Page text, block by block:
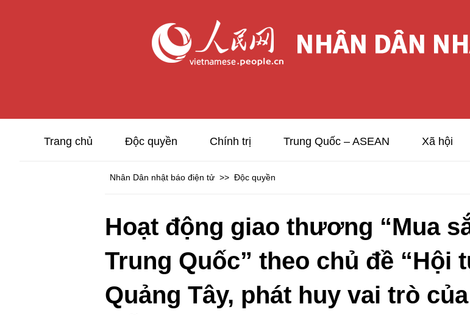
Trang chủ Độc quyền Chính trị Trung Quốc – ASEAN Xã hội
Nhân Dân nhật báo điện tử >> Độc quyền
Hoạt động giao thương “Mua
Trung Quốc” theo chủ đề “Hội
Quảng Tây, phát huy vai trò